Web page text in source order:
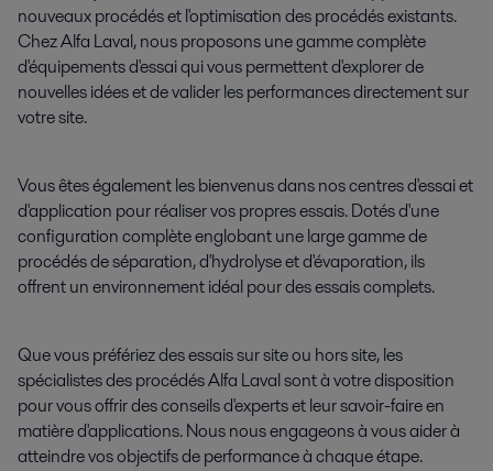
nouveaux procédés et l'optimisation des procédés existants.
Chez Alfa Laval, nous proposons une gamme complète
d'équipements d'essai qui vous permettent d'explorer de
nouvelles idées et de valider les performances directement sur
votre site.
Vous êtes également les bienvenus dans nos centres d'essai et
d'application pour réaliser vos propres essais. Dotés d'une
configuration complète englobant une large gamme de
procédés de séparation, d'hydrolyse et d'évaporation, ils
offrent un environnement idéal pour des essais complets.
Que vous préfériez des essais sur site ou hors site, les
spécialistes des procédés Alfa Laval sont à votre disposition
pour vous offrir des conseils d'experts et leur savoir-faire en
matière d'applications. Nous nous engageons à vous aider à
atteindre vos objectifs de performance à chaque étape.